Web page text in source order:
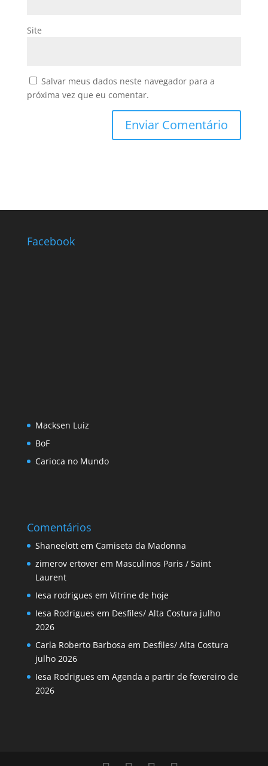
Site
Salvar meus dados neste navegador para a
próxima vez que eu comentar.
Facebook
Macksen Luiz
BoF
Carioca no Mundo
Comentários
Shaneelottem Camiseta da Madonna
zimerov ertoverem Masculinos Paris / Saint
Laurent
Iesa rodrigues em Vitrine de hoje
Iesa Rodrigues em Desfiles/ Alta Costura julho
2026
Carla Roberto Barbosa em Desfiles/ Alta Costura
julho 2026
Iesa Rodrigues em Agenda a partir de fevereiro de
2026